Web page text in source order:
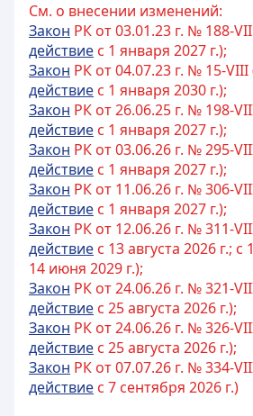
См. о внесении изменений:
Закон РК от 03.01.23 г. № 188-
действие с 1 января 2027 г.);
Закон РК от 04.07.23 г. № 15-VIII
действие с 1 января 2030 г.);
Закон РК от 26.06.25 г. № 198-
действие с 1 января 2027 г.);
Закон РК от 03.06.26 г. № 295-
действие с 1 января 2027 г.);
Закон РК от 11.06.26 г. № 306-
действие с 1 января 2027 г.);
Закон РК от 12.06.26 г. № 311-
действие с 13 августа 2026 г.; с
14 июня 2029 г.);
Закон РК от 24.06.26 г. № 321-
действие с 25 августа 2026 г.);
Закон РК от 24.06.26 г. № 326-
действие с 25 августа 2026 г.);
Закон РК от 07.07.26 г. № 334-
действие с 7 сентября 2026 г.)